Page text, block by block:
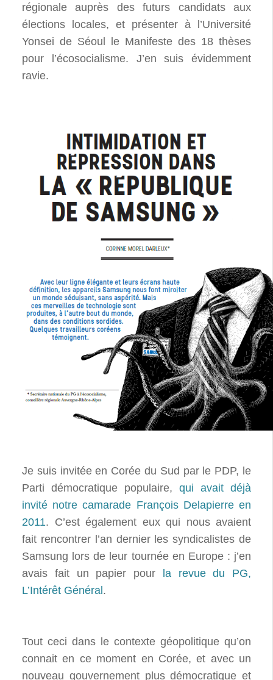
régionale auprès des futurs candidats aux
élections locales, et présenter à l’Université
Yonsei de Séoul le Manifeste des 18 thèses
pour l’écosocialisme. J’en suis évidemment
ravie.
Je suis invitée en Corée du Sud par le PDP, le
Parti démocratique populaire, qui avait déjà
invité notre camarade François Delapierre en
2011. C’est également eux qui nous avaient
fait rencontrer l’an dernier les syndicalistes de
Samsung lors de leur tournée en Europe : j’en
avais fait un papier pour la revue du PG,
L’Intérêt Général.
Tout ceci dans le contexte géopolitique qu’on
connait en ce moment en Corée, et avec un
nouveau gouvernement plus démocratique et